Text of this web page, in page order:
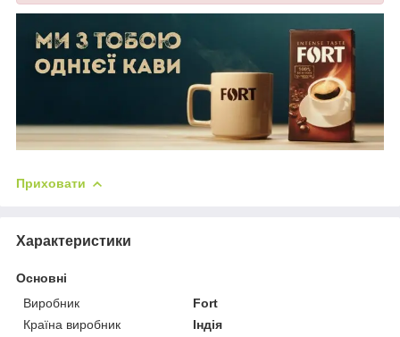
Приховати
Характеристики
Основні
Виробник
Fort
Країна виробник
Індія